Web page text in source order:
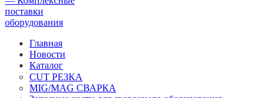
Главная
Новости
Каталог
CUT РЕЗКА
MIG/MAG СВАРКА